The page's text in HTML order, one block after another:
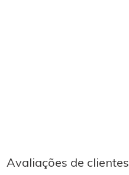
Avaliações de clientes